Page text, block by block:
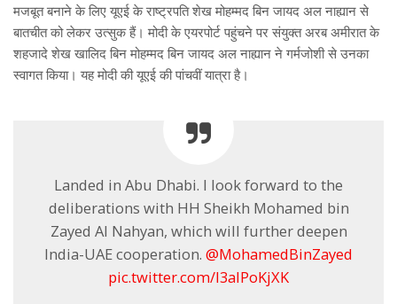
मजबूत बनाने के लिए यूएई के राष्ट्रपति शेख मोहम्मद बिन जायद अल नाह्यान से
बातचीत को लेकर उत्सुक हैं। मोदी के एयरपोर्ट पहुंचने पर संयुक्त अरब अमीरात के
शहजादे शेख खालिद बिन मोहम्मद बिन जायद अल नाह्यान ने गर्मजोशी से उनका
स्वागत किया। यह मोदी की यूएई की पांचवीं यात्रा है।
Landed in Abu Dhabi. I look forward to the
deliberations with HH Sheikh Mohamed bin
Zayed Al Nahyan, which will further deepen
India-UAE cooperation. @MohamedBinZayed
pic.twitter.com/l3alPoKjXK